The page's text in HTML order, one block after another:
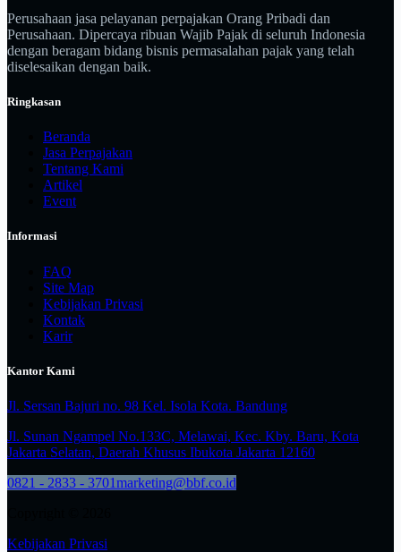
Perusahaan jasa pelayanan perpajakan Orang Pribadi dan
Perusahaan. Dipercaya ribuan Wajib Pajak di seluruh Indonesia
dengan beragam bidang bisnis permasalahan pajak yang telah
diselesaikan dengan baik.
Ringkasan
Beranda
Jasa Perpajakan
Tentang Kami
Artikel
Event
Informasi
FAQ
Site Map
Kebijakan Privasi
Kontak
Karir
Kantor Kami
Jl. Sersan Bajuri no. 98 Kel. Isola Kota. Bandung
Jl. Sunan Ngampel No.133C, Melawai, Kec. Kby. Baru, Kota
Jakarta Selatan, Daerah Khusus Ibukota Jakarta 12160
0821 - 2833 - 3701marketing@bbf.co.id
Kebijakan Privasi